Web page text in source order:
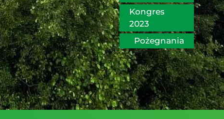
Kongres
2023
Pożegnania